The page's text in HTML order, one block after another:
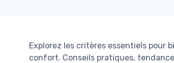
Explorez les critères essentiels pour
confort. Conseils pratiques,